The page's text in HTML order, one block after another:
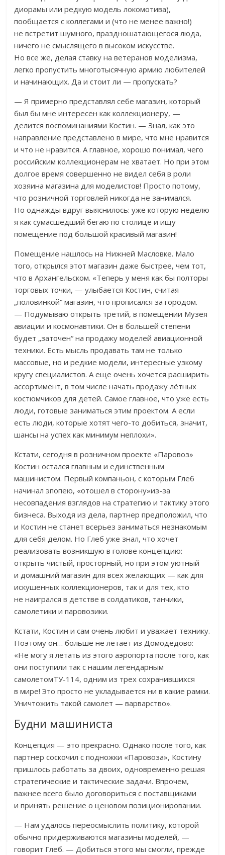
диорамы или редкую модель локомотива),
пообщается с коллегами и (что не менее важно!)
не встретит шумного, праздношатающегося люда,
ничего не смыслящего в высоком искусстве.
Но все же, делая ставку на ветеранов моделизма,
легко пропустить многотысячную армию любителей
и начинающих. Да и стоит ли — пропускать?
— Я примерно представлял себе магазин, который
был бы мне интересен как коллекционеру, —
делится воспоминаниями Костин. — Знал, как это
направление представлено в мире, что мне нравится
и что не нравится. А главное, хорошо понимал, чего
российским коллекционерам не хватает. Но при этом
долгое время совершенно не видел себя в роли
хозяина магазина для моделистов! Просто потому,
что розничной торговлей никогда не занимался.
Но однажды вдруг выяснилось: уже которую неделю
я как сумасшедший бегаю по столице и ищу
помещение под большой красивый магазин!
Помещение нашлось на Нижней Масловке. Мало
того, открылся этот магазин даже быстрее, чем тот,
что в Архангельском. «Теперь у меня как бы полторы
торговых точки, — улыбается Костин, считая
„половинкой“ магазин, что прописался за городом.
— Подумываю открыть третий, в помещении Музея
авиации и космонавтики. Он в большей степени
будет „заточен“ на продажу моделей авиационной
техники. Есть мысль продавать там не только
массовые, но и редкие модели, интересные узкому
кругу специалистов. А еще очень хочется расширить
ассортимент, в том числе начать продажу лётных
костюмчиков для детей. Самое главное, что уже есть
люди, готовые заниматься этим проектом. А если
есть люди, которые хотят чего-то добиться, значит,
шансы на успех как минимум неплохи».
Кстати, сегодня в розничном проекте «Паровоз»
Костин остался главным и единственным
машинистом. Первый компаньон, с которым Глеб
начинал эпопею, «отошел в сторону»из-за
несовпадения взглядов на стратегию и тактику этого
бизнеса. Выходя из дела, партнер предположил, что
и Костин не станет всерьез заниматься незнакомым
для себя делом. Но Глеб уже знал, что хочет
реализовать возникшую в голове концепцию:
открыть чистый, просторный, но при этом уютный
и домашний магазин для всех желающих — как для
искушенных коллекционеров, так и для тех, кто
не наигрался в детстве в солдатиков, танчики,
самолетики и паровозики.
Кстати, Костин и сам очень любит и уважает технику.
Поэтому он… больше не летает из Домодедово:
«Не могу я летать из этого аэропорта после того, как
они поступили так с нашим легендарным
самолетомТУ-114, одним из трех сохранившихся
в мире! Это просто не укладывается ни в какие рамки.
Уничтожить такой самолет — варварство».
Будни машиниста
Концепция — это прекрасно. Однако после того, как
партнер соскочил с подножки «Паровоза», Костину
пришлось работать за двоих, одновременно решая
стратегические и тактические задачи. Впрочем,
важнее всего было договориться с поставщиками
и принять решение о ценовом позиционировании.
— Нам удалось переосмыслить политику, которой
обычно придерживаются магазины моделей, —
говорит Глеб. — Добиться этого мы смогли, прежде